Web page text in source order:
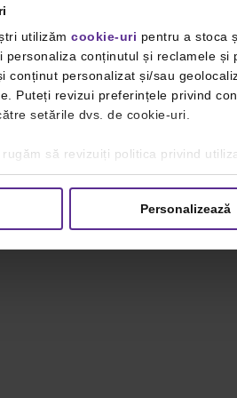
utilizăm cookie-uri pentru a stoca
personaliza conținutul și reclamele
conținut personalizat și/sau
Puteți revizui preferințele privind
setările dvs. de cookie-uri.
să revizuiți politica privind
Personalizează